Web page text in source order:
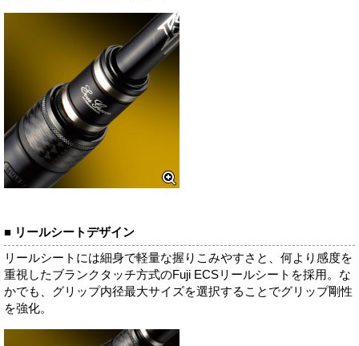
■ リールシートデザイン
リールシートには細身で軽量な握りこみやすさと、何より感度を
重視したブランクタッチ方式のFuji ECSリールシートを採用。な
かでも、グリップ内径最大サイズを選択することでグリップ剛性
を強化。